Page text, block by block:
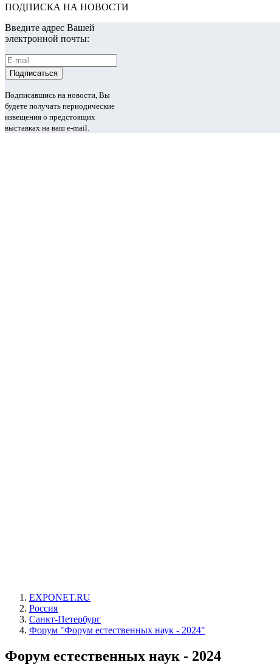
ПОДПИСКА НА НОВОСТИ
Введите адрес Вашей
электронной почты:
Подписавшись на новости, Вы
будете получать периодические
извещения о предстоящих
выставках на ваш e-mail.
EXPONET.RU
Россия
Санкт-Петербург
Форум "Форум естественных наук - 2024"
Форум естественных наук - 2024